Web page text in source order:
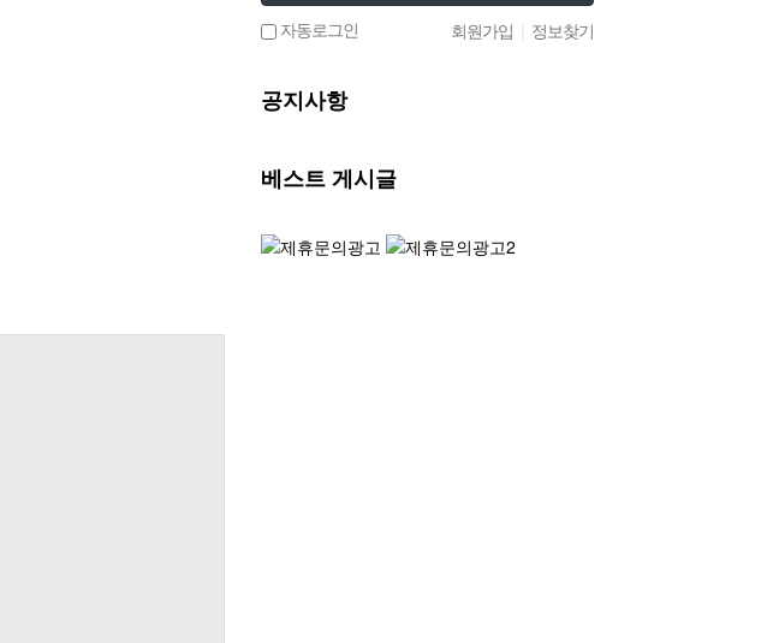
자동로그인
회원가입 정보찾기
공지사항
베스트 게시글